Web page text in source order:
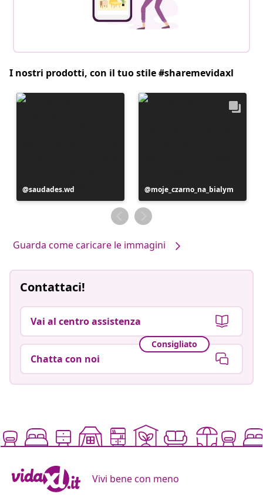
I nostri prodotti, con il tuo stile #sharemevidaxl
Post
pubblicato
saudades.wd
Post
pubblicato
da
moje_czarno_na_bialym
Guarda come caricare le immagini
Contattaci!
Vai al centro assistenza
Consigliato
Chatta con noi
Vivi bene con meno